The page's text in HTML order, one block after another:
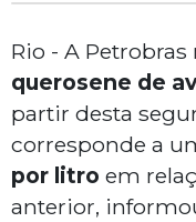
Rio - A
querosene de
partir desta
corresponde a
por litro em
anterior,